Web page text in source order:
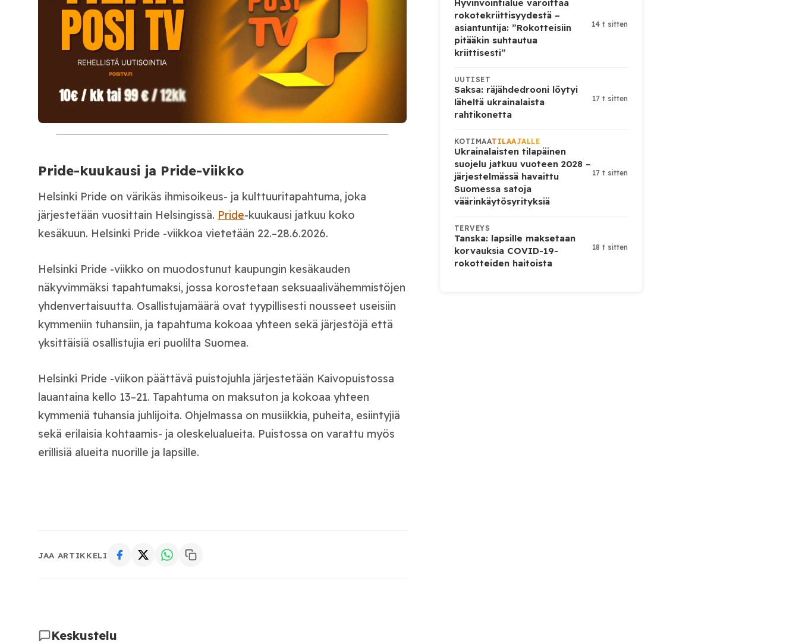
Pride-kuukausi ja Pride-viikko
Helsinki Pride on värikäs ihmisoikeus- ja kulttuuritapahtuma, joka
järjestetään vuosittain Helsingissä. Pride-kuukausi jatkuu koko
kesäkuun. Helsinki Pride -viikkoa vietetään 22.–28.6.2026.
Helsinki Pride -viikko on muodostunut kaupungin kesäkauden
näkyvimmäksi tapahtumaksi, jossa korostetaan seksuaalivähemmistöjen
yhdenvertaisuutta. Osallistujamäärä ovat tyypillisesti nousseet useisiin
kymmeniin tuhansiin, ja tapahtuma kokoaa yhteen sekä järjestöjä että
yksittäisiä osallistujia eri puolilta Suomea.
Helsinki Pride -viikon päättävä puistojuhla järjestetään Kaivopuistossa
lauantaina kello 13–21. Tapahtuma on maksuton ja kokoaa yhteen
kymmeniä tuhansia juhlijoita. Ohjelmassa on musiikkia, puheita, esiintyjiä
sekä erilaisia kohtaamis- ja oleskelualueita. Puistossa on varattu myös
erillisiä alueita nuorille ja lapsille.
JAA ARTIKKELI
Keskustelu
Hyvinvointialue varoittaa
rokotekriittisyydestä –
asiantuntija: ”Rokotteisiin
pitääkin suhtautua
kriittisesti”
14 t sitten
UUTISET
Saksa: räjähdedrooni löytyi
läheltä ukrainalaista
rahtikonetta
17 t sitten
KOTIMAATILAAJALLE
Ukrainalaisten tilapäinen
suojelu jatkuu vuoteen 2028 –
järjestelmässä havaittu
Suomessa satoja
väärinkäytösyrityksiä
17 t sitten
TERVEYS
Tanska: lapsille maksetaan
korvauksia COVID-19-
rokotteiden haitoista
18 t sitten